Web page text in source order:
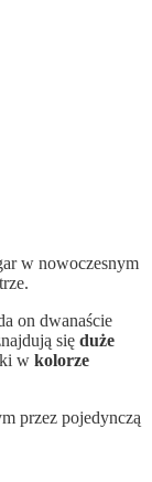
w nowoczesnym
on dwanaście
się duże
w kolorze
przez pojedynczą